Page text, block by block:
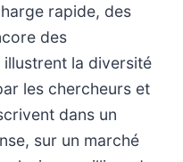
rapide, des
des
la diversité
les chercheurs et
dans un
sur un marché